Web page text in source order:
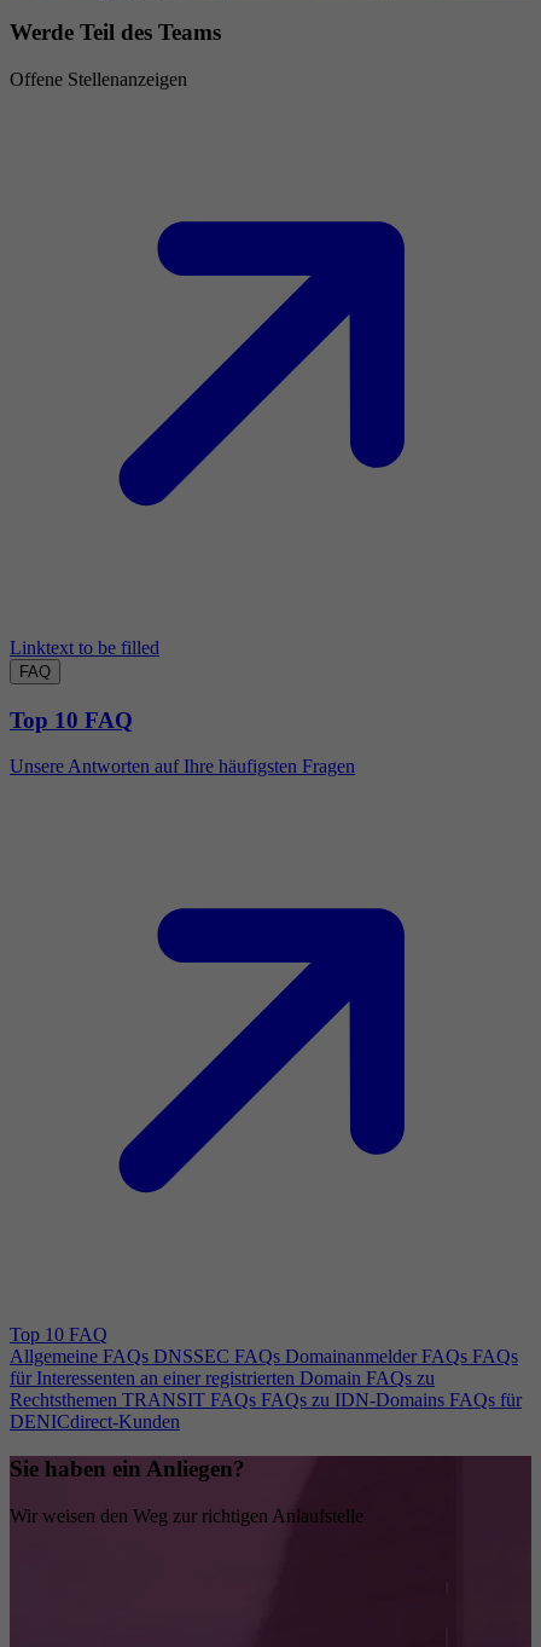
Werde Teil des Teams
Offene Stellenanzeigen
Linktext to be filled
FAQ
Top 10 FAQ
Unsere Antworten auf Ihre häufigsten Fragen
Top 10 FAQ
Allgemeine FAQs DNSSEC FAQs Domainanmelder FAQs FAQs
für Interessenten an einer registrierten Domain FAQs zu
Rechtsthemen TRANSIT FAQs FAQs zu IDN-Domains FAQs für
DENICdirect-Kunden
Sie haben ein Anliegen?
Wir weisen den Weg zur richtigen Anlaufstelle